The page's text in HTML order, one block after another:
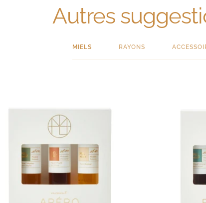
Autres
MIELS RAYONS